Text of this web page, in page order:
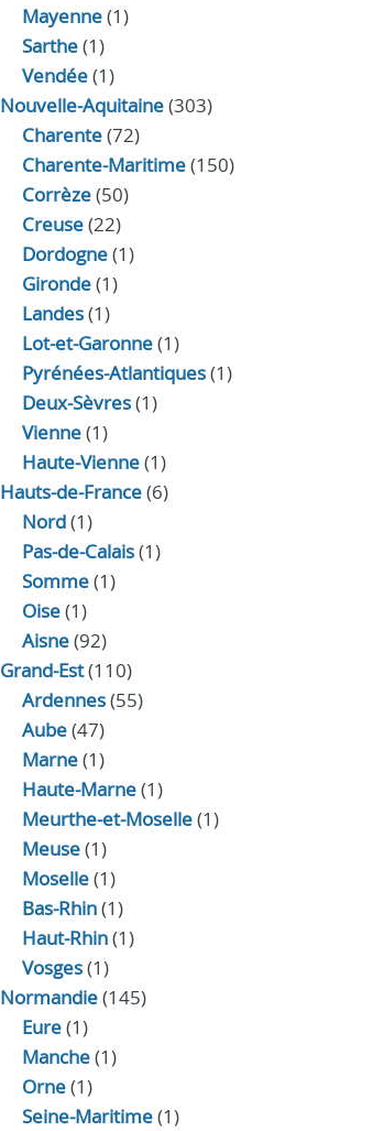
Mayenne(1)
Sarthe(1)
Vendée(1)
Nouvelle-Aquitaine(303)
Charente(72)
Charente-Maritime(150)
Corrèze(50)
Creuse(22)
Dordogne(1)
Gironde(1)
Landes(1)
Lot-et-Garonne(1)
Pyrénées-Atlantiques(1)
Deux-Sèvres(1)
Vienne(1)
Haute-Vienne(1)
Hauts-de-France(6)
Nord(1)
Pas-de-Calais(1)
Somme(1)
Oise(1)
Aisne(92)
Grand-Est(110)
Ardennes(55)
Aube(47)
Marne(1)
Haute-Marne(1)
Meurthe-et-Moselle(1)
Meuse(1)
Moselle(1)
Bas-Rhin(1)
Haut-Rhin(1)
Vosges(1)
Normandie(145)
Eure(1)
Manche(1)
Orne(1)
Seine-Maritime(1)